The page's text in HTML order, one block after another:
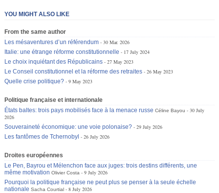
YOU MIGHT ALSO LIKE
From the same author
Les mésaventures d’un référendum
30 Mar. 2026
Italie: une étrange réforme constitutionnelle
17 July 2024
Le choix inquiétant des Républicains
27 May 2023
Le Conseil constitutionnel et la réforme des retraites
26 May 2023
Quelle crise politique? 9 May 2023
Politique française et internationale
États baltes: trois pays mobilisés face à la menace russe Céline Bayou
30 July
2026
Souveraineté économique: une voie polonaise?
29 July 2026
Les fantômes de Tchernobyl
26 July 2026
Droites européennes
Le Pen, Bayrou et Mélenchon face aux juges: trois destins différents, une
même motivation Olivier Costa
9 July 2026
Pourquoi la politique française ne peut plus se penser à la seule échelle
nationale Sacha Courtial
8 July 2026